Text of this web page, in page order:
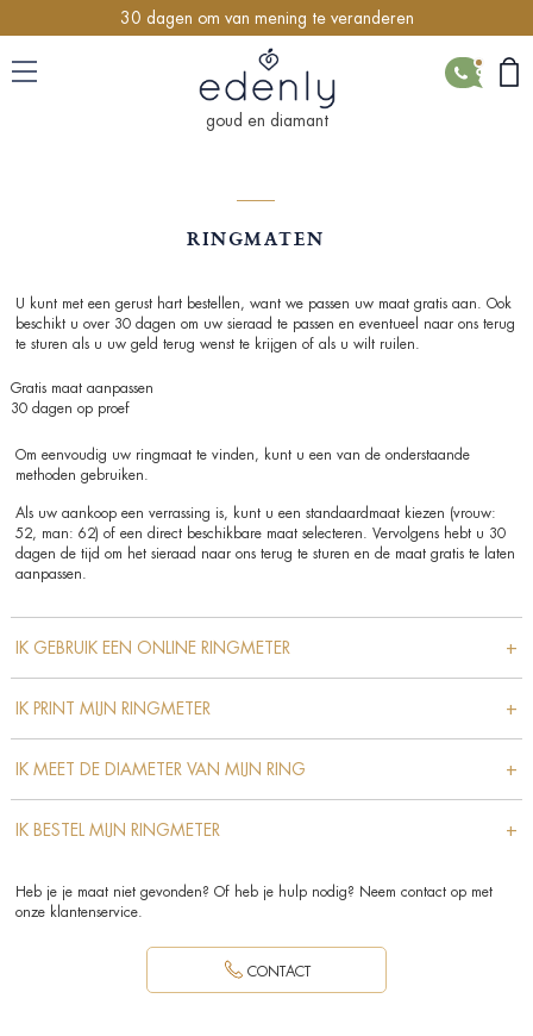
30 dagen om van mening te veranderen
CONTACT
goud en diamant
RINGMATEN
U kunt met een gerust hart bestellen, want we passen uw maat gratis aan. Ook
beschikt u over 30 dagen om uw sieraad te passen en eventueel naar ons terug
te sturen als u uw geld terug wenst te krijgen of als u wilt ruilen.
Gratis maat aanpassen
30 dagen op proef
Om eenvoudig uw ringmaat te vinden, kunt u een van de onderstaande
methoden gebruiken.
Als uw aankoop een verrassing is, kunt u een standaardmaat kiezen (vrouw:
52, man: 62) of een direct beschikbare maat selecteren. Vervolgens hebt u 30
dagen de tijd om het sieraad naar ons terug te sturen en de maat gratis te laten
aanpassen.
IK GEBRUIK EEN ONLINE RINGMETER +
IK PRINT MIJN RINGMETER +
IK MEET DE DIAMETER VAN MIJN RING +
IK BESTEL MIJN RINGMETER +
Heb je je maat niet gevonden? Of heb je hulp nodig? Neem contact op met
onze klantenservice.
CONTACT